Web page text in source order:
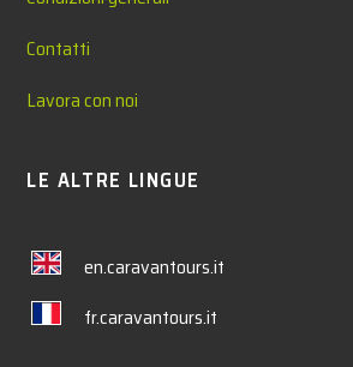
Contatti
Lavora con noi
LE ALTRE LINGUE
en.caravantours.it
fr.caravantours.it